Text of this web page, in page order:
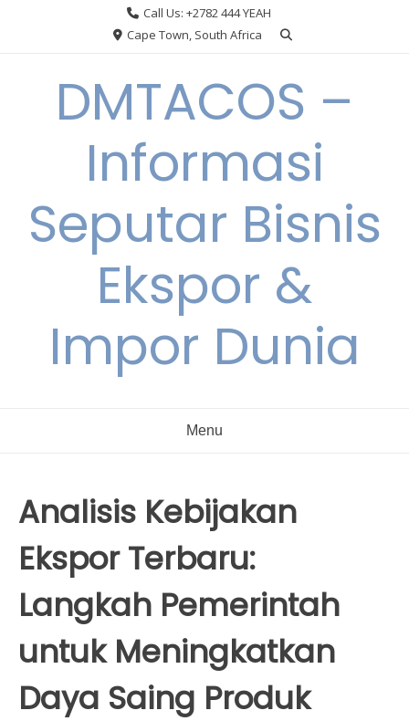
Call Us: +2782 444 YEAH
Cape Town, South Africa
DMTACOS –
Informasi
Seputar Bisnis
Ekspor &
Impor Dunia
Menu
Analisis Kebijakan
Ekspor Terbaru:
Langkah Pemerintah
untuk Meningkatkan
Daya Saing Produk